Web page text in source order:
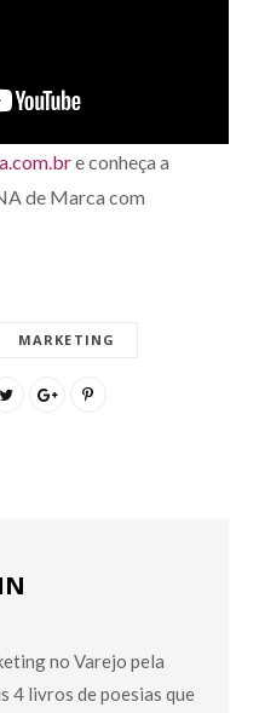
e conheça a
de Marca com
MARKETING
no Varejo pela
4 livros de poesias que